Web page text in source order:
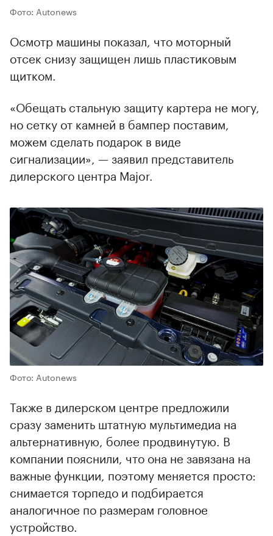
Фото: Autonews
Осмотр машины показал, что моторный
отсек снизу защищен лишь пластиковым
щитком.
«Обещать стальную защиту картера не могу,
но сетку от камней в бампер поставим,
можем сделать подарок в виде
сигнализации», — заявил представитель
дилерского центра Major.
Фото: Autonews
Также в дилерском центре предложили
сразу заменить штатную мультимедиа на
альтернативную, более продвинутую. В
компании пояснили, что она не завязана на
важные функции, поэтому меняется просто:
снимается торпедо и подбирается
аналогичное по размерам головное
устройство.